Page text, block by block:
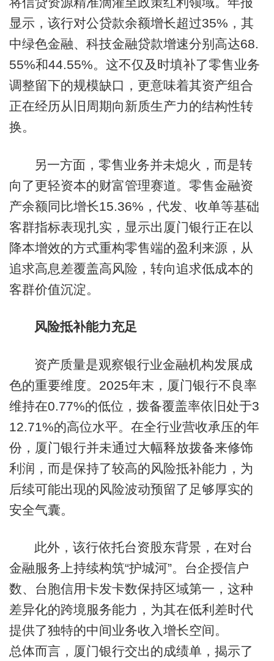
显示，该行对公贷款余额增长超过35%，其
中绿色金融、科技金融贷款增速分别高达68.
55%和44.55%。这不仅及时填补了零售业务
调整留下的规模缺口，更意味着其资产组合
正在经历从旧周期向新质生产力的结构性转
换。
另一方面，零售业务并未熄火，而是转
向了更轻资本的财富管理赛道。零售金融资
产余额同比增长15.36%，代发、收单等基础
客群指标表现扎实，显示出厦门银行正在以
降本增效的方式重构零售端的盈利来源，从
追求高息差覆盖高风险，转向追求低成本的
客群价值沉淀。
风险抵补能力充足
资产质量是观察银行业金融机构发展成
色的重要维度。2025年末，厦门银行不良率
维持在0.77%的低位，拨备覆盖率依旧处于3
12.71%的高位水平。在全行业营收承压的年
份，厦门银行并未通过大幅释放拨备来修饰
利润，而是保持了较高的风险抵补能力，为
后续可能出现的风险波动预留了足够厚实的
安全气囊。
此外，该行依托台资股东背景，在对台
金融服务上持续构筑“护城河”。台企授信户
数、台胞信用卡发卡数保持区域第一，这种
差异化的跨境服务能力，为其在低利差时代
提供了独特的中间业务收入增长空间。
总体而言，厦门银行交出的成绩单，揭示了